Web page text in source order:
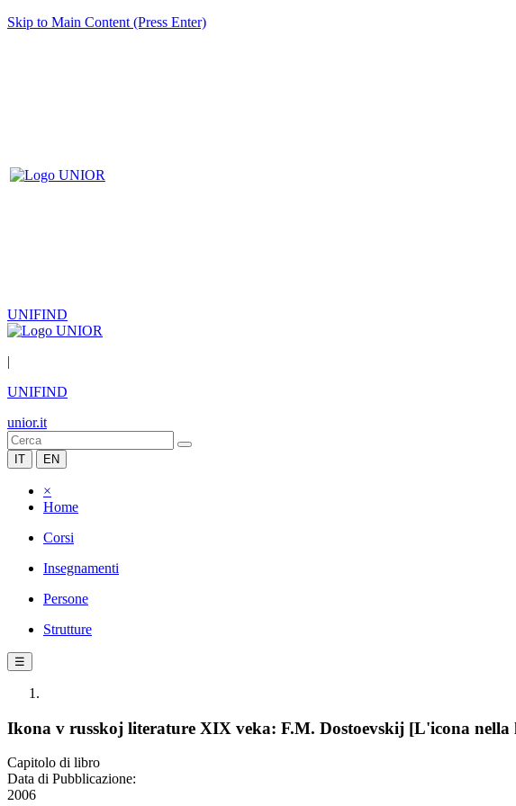
Skip to Main Content (Press Enter)
UNIFIND
|
UNIFIND
unior.it
IT EN
×
Home
Corsi
Insegnamenti
Persone
Strutture
☰
Ikona v russkoj literaturе XIX veka: F.M. Dostoevskij [L'icona nella
Capitolo di libro
Data di Pubblicazione:
2006